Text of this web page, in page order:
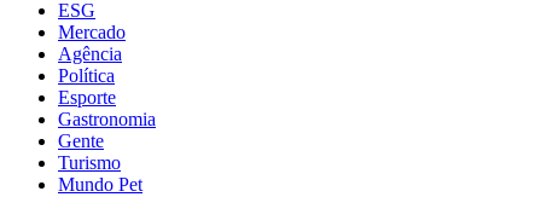
ESG
Mercado
Agência
Política
Esporte
Gastronomia
Gente
Turismo
Mundo Pet